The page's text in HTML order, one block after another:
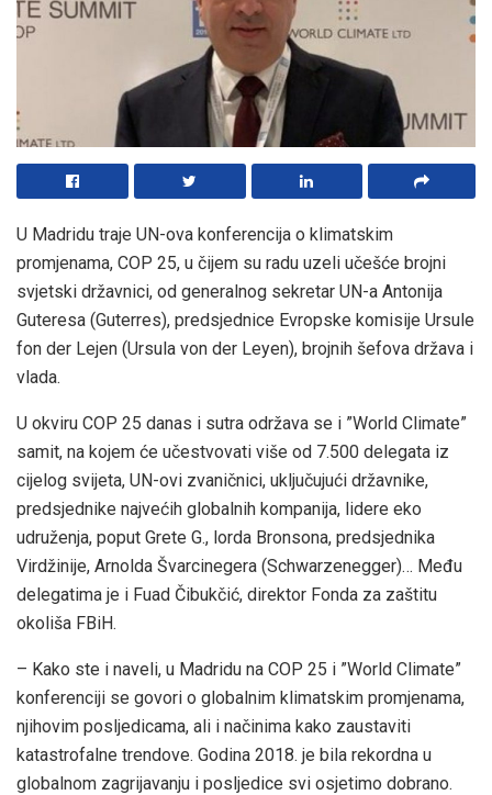
U Madridu traje UN-ova konferencija o klimatskim
promjenama, COP 25, u čijem su radu uzeli učešće brojni
svjetski državnici, od generalnog sekretar UN-a Antonija
Guteresa (Guterres), predsjednice Evropske komisije Ursule
fon der Lejen (Ursula von der Leyen), brojnih šefova država i
vlada.
U okviru COP 25 danas i sutra održava se i ”World Climate”
samit, na kojem će učestvovati više od 7.500 delegata iz
cijelog svijeta, UN-ovi zvaničnici, uključujući državnike,
predsjednike najvećih globalnih kompanija, lidere eko
udruženja, poput Grete G., lorda Bronsona, predsjednika
Virdžinije, Arnolda Švarcinegera (Schwarzenegger)… Među
delegatima je i Fuad Čibukčić, direktor Fonda za zaštitu
okoliša FBiH.
– Kako ste i naveli, u Madridu na COP 25 i ”World Climate”
konferenciji se govori o globalnim klimatskim promjenama,
njihovim posljedicama, ali i načinima kako zaustaviti
katastrofalne trendove. Godina 2018. je bila rekordna u
globalnom zagrijavanju i posljedice svi osjetimo dobrano.